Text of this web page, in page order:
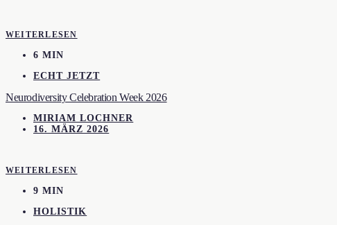
WEITERLESEN
6 MIN
ECHT JETZT
Neurodiversity Celebration Week 2026
MIRIAM LOCHNER
16. MÄRZ 2026
WEITERLESEN
9 MIN
HOLISTIK